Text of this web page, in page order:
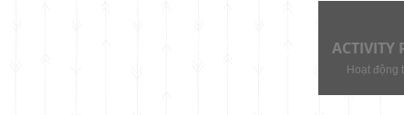
ACTIVITY
Hoạt động